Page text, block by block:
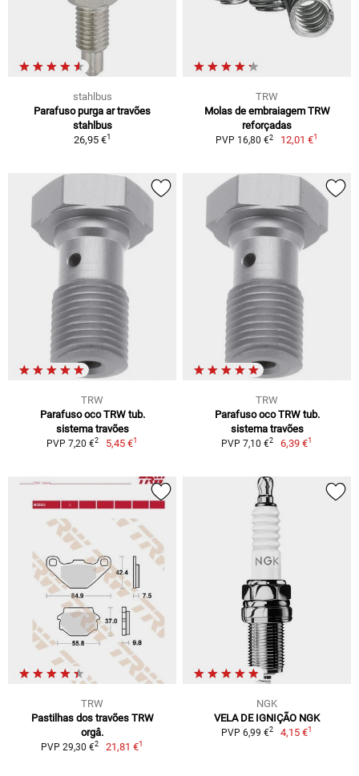
stahlbus
Parafuso purga ar travões
stahlbus
26,95 €1
TRW
Molas de embraiagem TRW
reforçadas
PVP 16,80 €2 12,01 €1
TRW
Parafuso oco TRW tub.
sistema travões
PVP 7,20 €2 5,45 €1
TRW
Parafuso oco TRW tub.
sistema travões
PVP 7,10 €2 6,39 €1
TRW
Pastilhas dos travões TRW
orgâ.
PVP 29,30 €2 21,81 €1
NGK
VELA DE IGNIÇÃO NGK
PVP 6,99 €2 4,15 €1